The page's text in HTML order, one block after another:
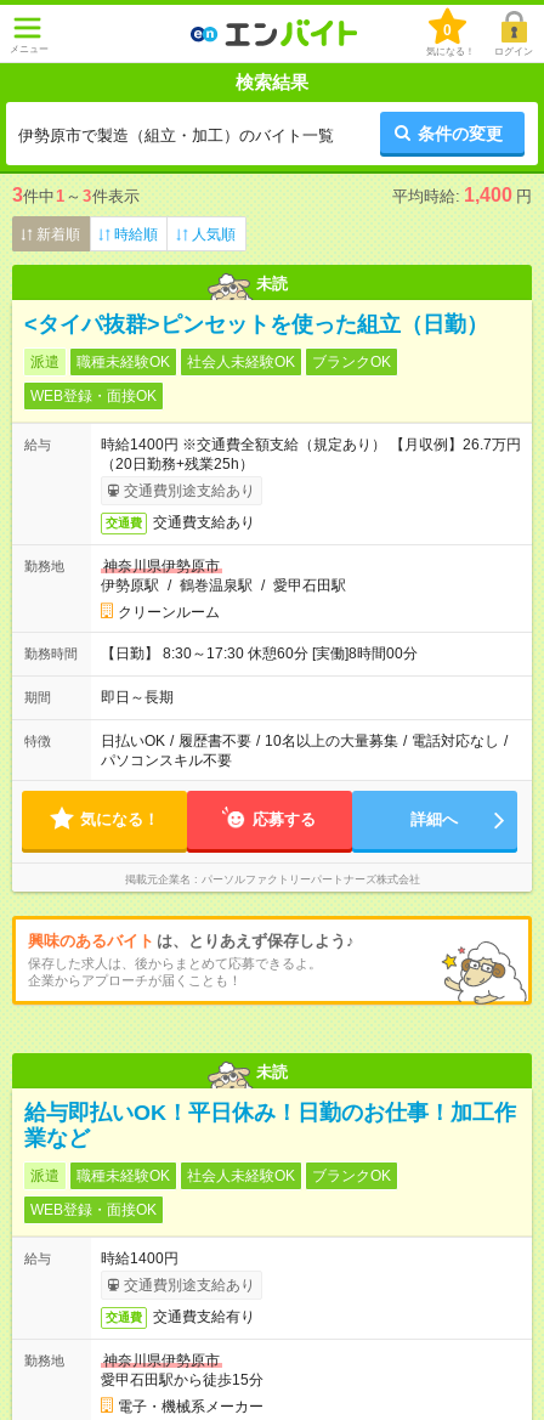
メニュー
0
気になる！ ログイン
検索結果
伊勢原市で製造（組立・加工）のバイト一覧 条件の変更
3件中1 ～ 3件表示 平均時給: 1,400 円
新着順 時給順 人気順
未読
<タイパ抜群>ピンセットを使った組立（日勤）
派遣 職種未経験OK 社会人未経験OK
ブランクOK
WEB登録・面接OK
給与
時給1400円 ※交通費全額支給（規定あり） 【月収例】26.7万円
（20日勤務+残業25h）
交通費別途支給あり
交通費 交通費支給あり
勤務地
神奈川県伊勢原市
伊勢原駅 / 鶴巻温泉駅 / 愛甲石田駅
クリーンルーム
勤務時間 【日勤】 8:30～17:30 休憩60分 [実働]8時間00分
期間 即日～長期
特徴 日払いOK / 履歴書不要 / 10名以上の大量募集 / 電話対応なし /
パソコンスキル不要
気になる！ 応募する 詳細へ
掲載元企業名 パーソルファクトリーパートナーズ株式会社
興味のあるバイト は、とりあえず保存しよう♪
保存した求人は、後からまとめて応募できるよ。
企業からアプローチが届くことも！
未読
給与即払いOK！平日休み！日勤のお仕事！加工作
業など
派遣 職種未経験OK 社会人未経験OK
ブランクOK
WEB登録・面接OK
給与
時給1400円
交通費別途支給あり
交通費 交通費支給有り
勤務地
神奈川県伊勢原市
愛甲石田駅から徒歩15分
電子・機械系メーカー